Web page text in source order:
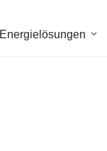
Energielösungen